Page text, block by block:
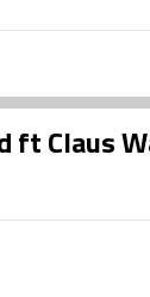
ft Claus